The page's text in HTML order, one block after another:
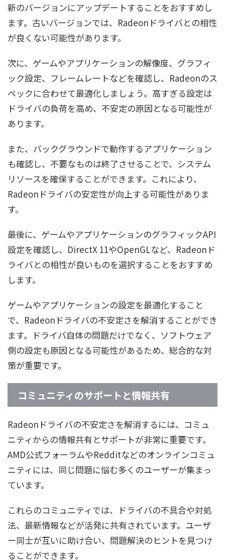
新のバージョンにアップデートすることをおすすめし
ます。古いバージョンでは、Radeonドライバとの相性
が良くない可能性があります。
次に、ゲームやアプリケーションの解像度、グラフィ
ック設定、フレームレートなどを確認し、Radeonのス
ペックに合わせて最適化しましょう。高すぎる設定は
ドライバの負荷を高め、不安定の原因となる可能性が
あります。
また、バックグラウンドで動作するアプリケーション
も確認し、不要なものは終了させることで、システム
リソースを確保することができます。これにより、
Radeonドライバの安定性が向上する可能性がありま
す。
最後に、ゲームやアプリケーションのグラフィックAPI
設定を確認し、DirectX 11やOpenGLなど、Radeonド
ライバとの相性が良いものを選択することをおすすめ
します。
ゲームやアプリケーションの設定を最適化すること
で、Radeonドライバの不安定さを解消することができ
ます。ドライバ自体の問題だけでなく、ソフトウェア
側の設定も原因となる可能性があるため、総合的な対
策が重要です。
コミュニティのサポートと情報共有
Radeonドライバの不安定さを解消するには、コミュ
ニティからの情報共有とサポートが非常に重要です。
AMD公式フォーラムやRedditなどのオンラインコミュ
ニティには、同じ問題に悩む多くのユーザーが集まっ
ています。
これらのコミュニティでは、ドライバの不具合や対処
法、最新情報などが活発に共有されています。ユーザ
ー同士が互いに助け合い、問題解決のヒントを見つけ
ることができます。